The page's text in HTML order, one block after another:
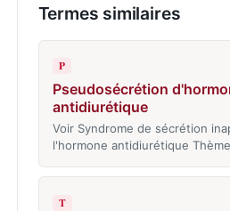
Termes similaires
P
Pseudosécrétion
antidiurétique
Voir Syndrome de sécrétion
l'hormone antidiurétique
T